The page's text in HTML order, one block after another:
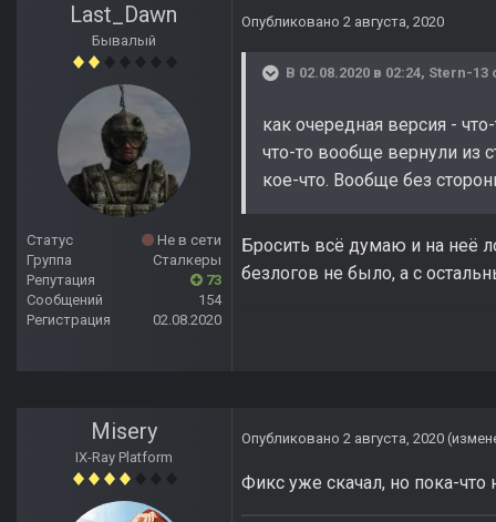
Last_Dawn
Бывалый
Статус
Не в сети
Группа
Сталкеры
Репутация
73
Сообщений
154
Регистрация
02.08.2020
Опубликовано 2 августа, 2020
В 02.08.2020 в 02:24, Stern-13
как очередная версия -
что-то вообще вернули из
кое-что. Вообще без
Бросить всё думаю и на неё
безлогов не было, а с
Misery
IX-Ray Platform
Опубликовано 2 августа, 2020
Фикс уже скачал, но пока-что